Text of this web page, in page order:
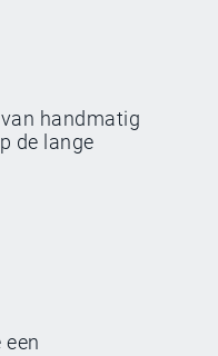
handmatig
de lange